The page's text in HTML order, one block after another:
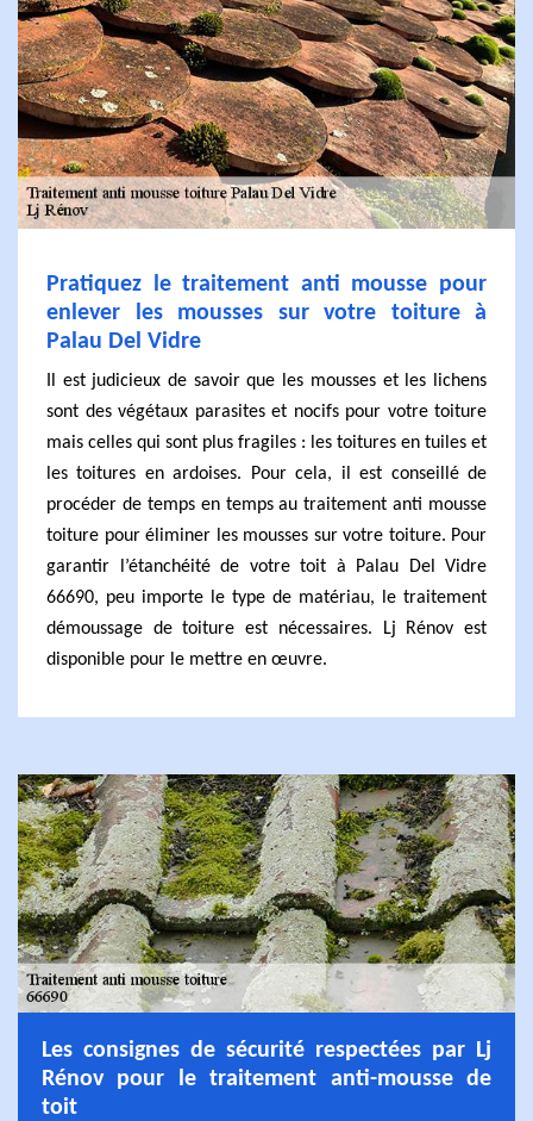
Pratiquez le traitement anti mousse pour
enlever les mousses sur votre toiture à
Palau Del Vidre
Il est judicieux de savoir que les mousses et les lichens
sont des végétaux parasites et nocifs pour votre toiture
mais celles qui sont plus fragiles : les toitures en tuiles et
les toitures en ardoises. Pour cela, il est conseillé de
procéder de temps en temps au traitement anti mousse
toiture pour éliminer les mousses sur votre toiture. Pour
garantir l’étanchéité de votre toit à Palau Del Vidre
66690, peu importe le type de matériau, le traitement
démoussage de toiture est nécessaires. Lj Rénov est
disponible pour le mettre en œuvre.
Les consignes de sécurité respectées par Lj
Rénov pour le traitement anti-mousse de
toit